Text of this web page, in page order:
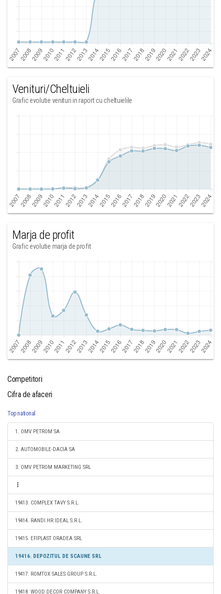
Venituri/Cheltuieli
Grafic evolutie venituri in raport cu cheltuielile
Marja de profit
Grafic evolutie marja de profit
Competitori
Cifra de afaceri
Top national
1. OMV PETROM SA
2. AUTOMOBILE-DACIA SA
3. OMV PETROM MARKETING SRL
19413. COMPLEX TAVY S.R.L.
19414. RANDI.HR IDEAL S.R.L.
19415. EFIPLAST ORADEA SRL
19416. DEPOZITUL DE SCAUNE SRL
19417. ROMTOX SALES GROUP S.R.L.
19418. WOOD DECOR COMPANY S.R.L.